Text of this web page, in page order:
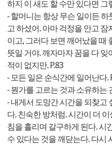
하지 이 새도 할 수만 있다면 그
- 할머니는 항상 무슨 일이든
고 하셨어. 아마 걱정을 안고
이고, 그러다 보면 깨어났을 때
뜻일 거야. 깨자마자 꿈을 다
적이 없지만. P.83
- 모든 일은 순식간에 일어난다.
- 뭔가를 고르는 것과 소유하는
- 내게서 도망간 시간을 되찾고
다. 친숙한 방처럼. 시간이 더
침을 흘리며 갈구하게 된다. 시
수 있다는 것을 깨닫는다. 다시